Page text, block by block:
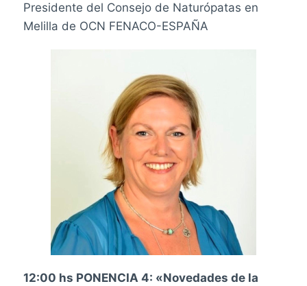
Presidente del Consejo de Naturópatas en
Melilla de OCN FENACO-ESPAÑA
12:00 hs PONENCIA 4: «Novedades de la